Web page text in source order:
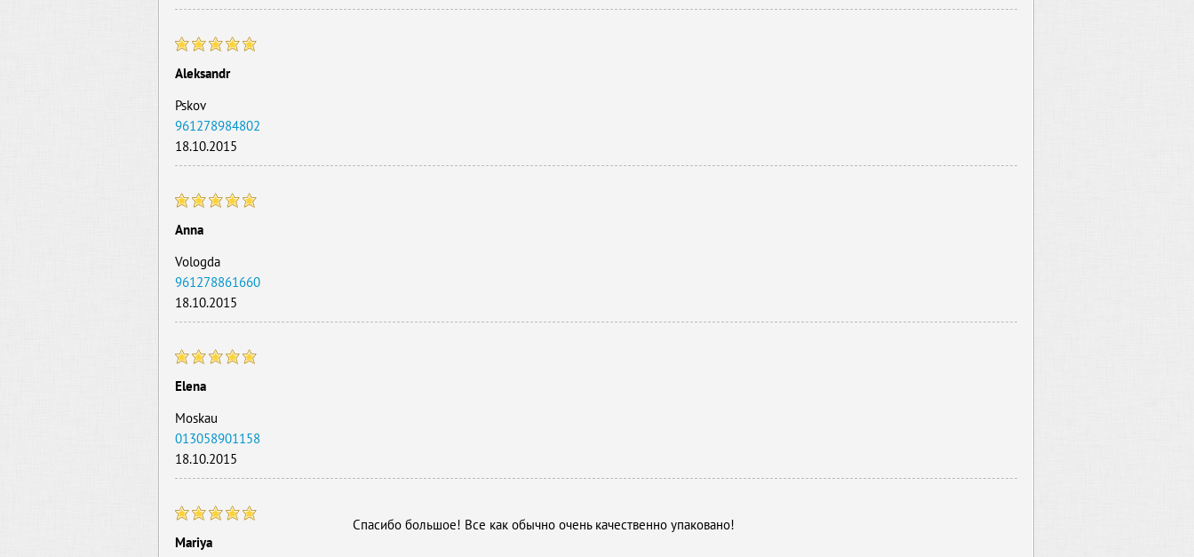
Aleksandr
Pskov
961278984802
18.10.2015
Anna
Vologda
961278861660
18.10.2015
Elena
Moskau
013058901158
18.10.2015
Mariya
Спасибо большое! Все как обычно очень качественно упаковано!